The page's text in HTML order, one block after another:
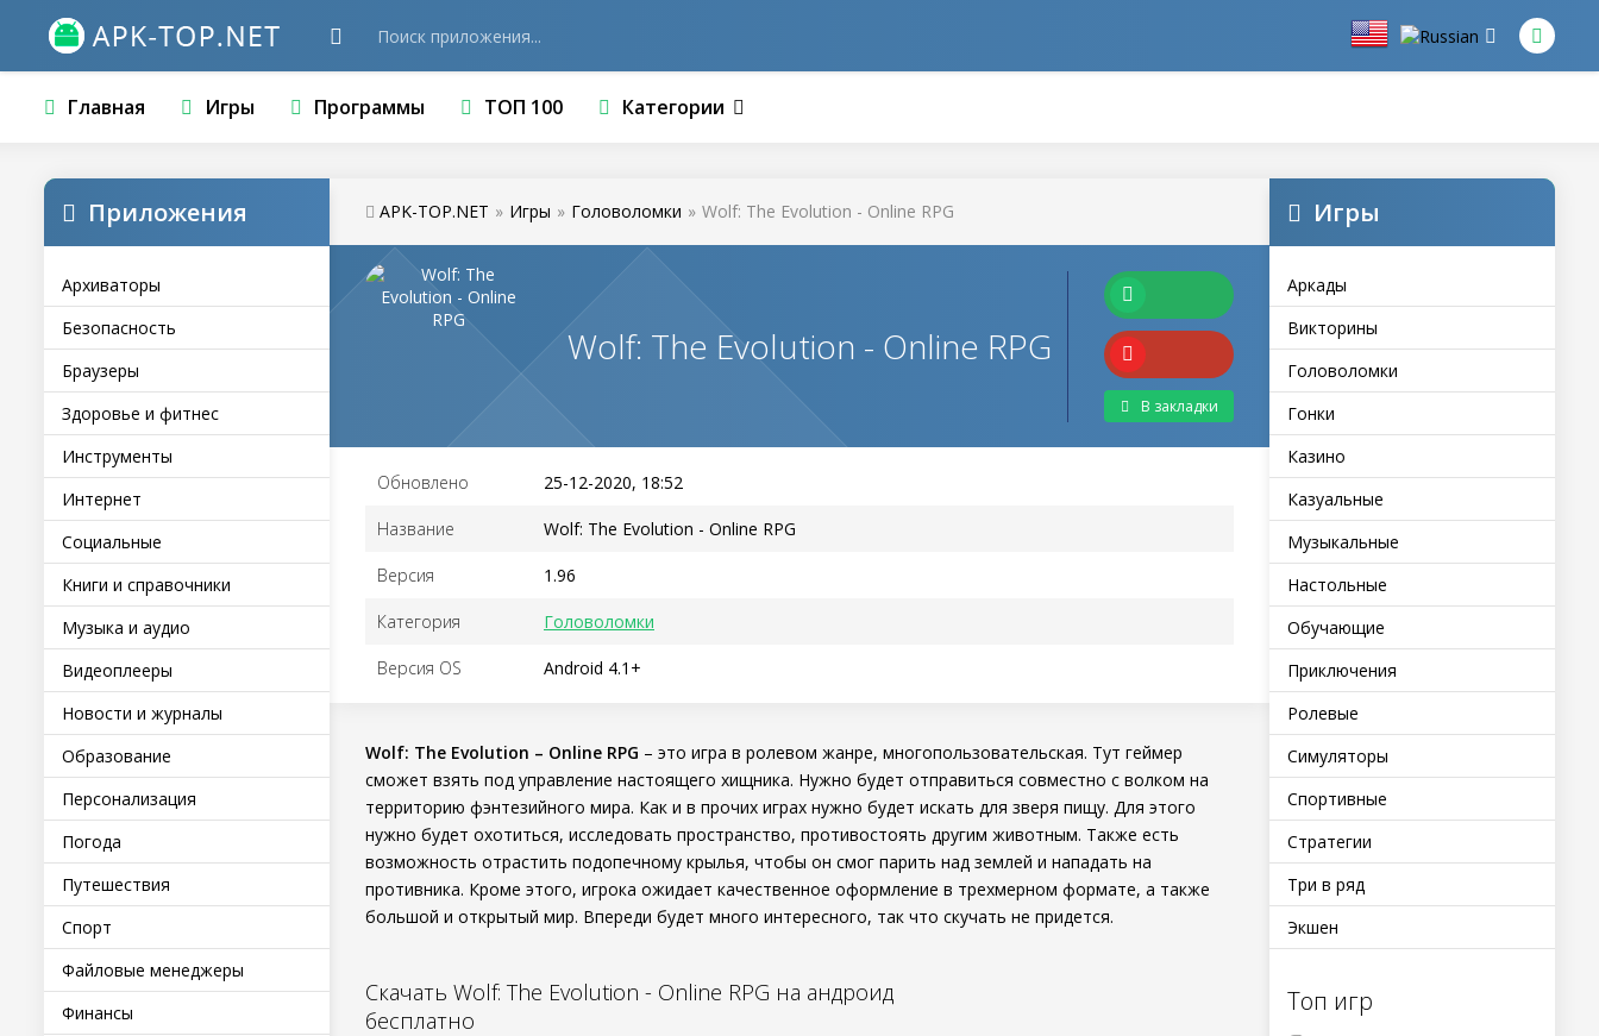
Главная Игры Программы ТОП 100 Категории
Приложения
Архиваторы
Безопасность
Браузеры
Здоровье и фитнес
Инструменты
Интернет
Социальные
Книги и справочники
Музыка и аудио
Видеоплееры
Новости и журналы
Образование
Персонализация
Погода
Путешествия
Спорт
Файловые менеджеры
Финансы
Игры
Аркады
Викторины
Головоломки
Гонки
Казино
Казуальные
Музыкальные
Настольные
Обучающие
Приключения
Ролевые
Симуляторы
Спортивные
Стратегии
Три в ряд
Экшен
Топ игр
APK-TOP.NET » Игры » Головоломки » Wolf: The Evolution - Online RPG
Wolf: The Evolution - Online RPG
В закладки
Обновлено 25-12-2020, 18:52
Название Wolf: The Evolution - Online RPG
Версия 1.96
Категория Головоломки
Версия OS Android 4.1+
Wolf: The Evolution – Online RPG – это игра в ролевом жанре, многопользовательская. Тут геймер
сможет взять под управление настоящего хищника. Нужно будет отправиться совместно с волком на
территорию фэнтезийного мира. Как и в прочих играх нужно будет искать для зверя пищу. Для этого
нужно будет охотиться, исследовать пространство, противостоять другим животным. Также есть
возможность отрастить подопечному крылья, чтобы он смог парить над землей и нападать на
противника. Кроме этого, игрока ожидает качественное оформление в трехмерном формате, а также
большой и открытый мир. Впереди будет много интересного, так что скучать не придется.
Скачать Wolf: The Evolution - Online RPG на андроид
бесплатно